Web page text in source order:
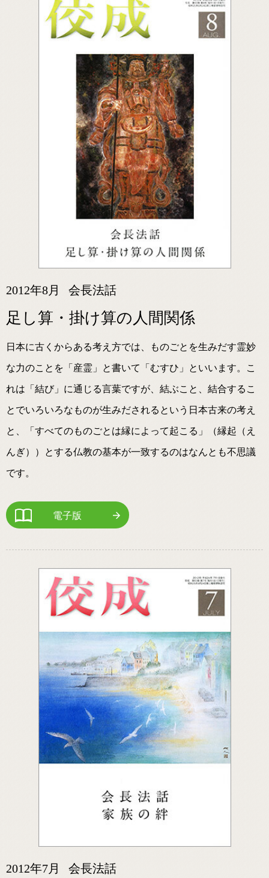
2012年8月 会長法話
足し算・掛け算の人間関係
日本に古くからある考え方では、ものごとを生みだす霊妙
な力のことを「産霊」と書いて「むすひ」といいます。こ
れは「結び」に通じる言葉ですが、結ぶこと、結合するこ
とでいろいろなものが生みだされるという日本古来の考え
と、「すべてのものごとは縁によって起こる」（縁起（え
んぎ））とする仏教の基本が一致するのはなんとも不思議
です。
電子版
2012年7月 会長法話